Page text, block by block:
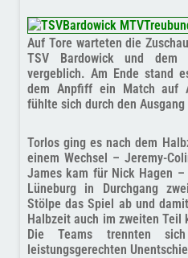
Auf Tore warteten die
TSV Bardowick und dem
vergeblich. Am Ende stand
dem Anpfiff ein Match auf
fühlte sich durch den
Torlos ging es nach dem
einem Wechsel – Jeremy-
James kam für Nick Hagen
Lüneburg in Durchgang
Stölpe das Spiel ab und
Halbzeit auch im zweiten Teil
Die Teams trennten
leistungsgerechten